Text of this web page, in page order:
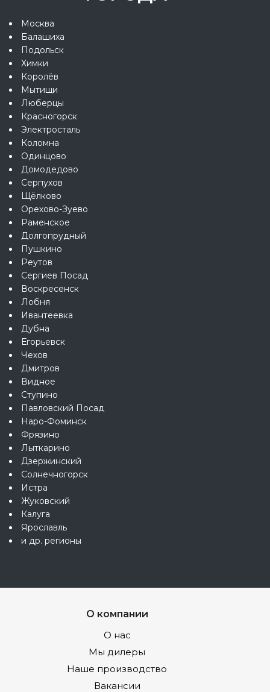
Москва
Балашиха
Подольск
Химки
Королёв
Мытищи
Люберцы
Красногорск
Электросталь
Коломна
Одинцово
Домодедово
Серпухов
Щёлково
Орехово-Зуево
Раменское
Долгопрудный
Пушкино
Реутов
Сергиев Посад
Воскресенск
Лобня
Ивантеевка
Дубна
Егорьевск
Чехов
Дмитров
Видное
Ступино
Павловский Посад
Наро-Фоминск
Фрязино
Лыткарино
Дзержинский
Солнечногорск
Истра
Жуковский
Калуга
Ярославль
и др. регионы
О компании
О нас
Мы дилеры
Наше производство
Вакансии